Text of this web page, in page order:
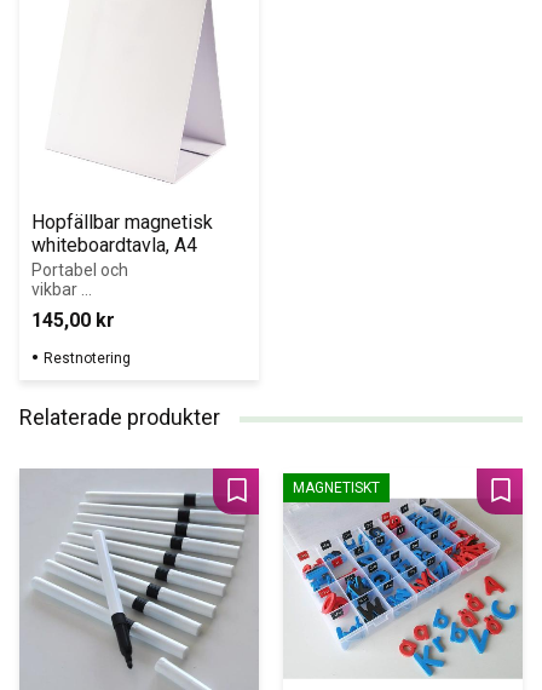
Hopfällbar magnetisk
whiteboardtavla, A4
Portabel och
vikbar
magnetisk
whiteboardtavla
användas både
och i
grupparbete.
145,00 kr
Restnotering
Relaterade produkter
Lägg till i favoriter
MAGNETISKT